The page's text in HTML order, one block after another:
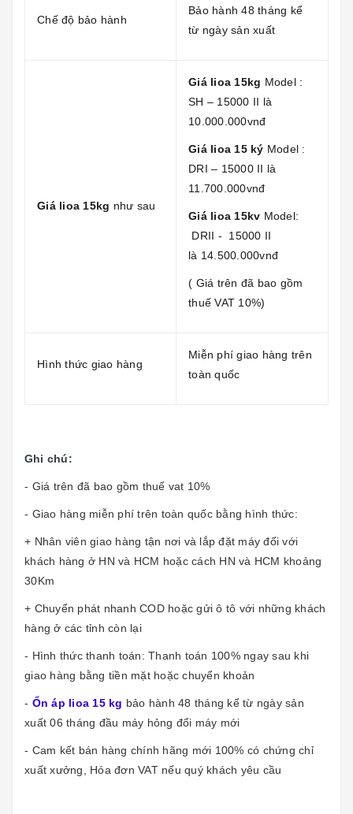
Chế độ bảo hành
Bảo hành 48 tháng kể
từ ngày sản xuất
Giá lioa 15kg như sau
Giá lioa 15kg Model :
SH – 15000 II là
10.000.000vnđ
Giá lioa 15 ký Model :
DRI – 15000 II là
11.700.000vnđ
Giá lioa 15kv Model:
DRII - 15000 II
là 14.500.000vnđ
( Giá trên đã bao gồm
thuế VAT 10%)
Hình thức giao hàng
Miễn phí giao hàng trên
toàn quốc
Ghi chú:
- Giá trên đã bao gồm thuế vat 10%
- Giao hàng miễn phí trên toàn quốc bằng hình thức:
+ Nhân viên giao hàng tận nơi và lắp đặt máy đối với
khách hàng ở HN và HCM hoặc cách HN và HCM khoảng
30Km
+ Chuyển phát nhanh COD hoặc gửi ô tô với những khách
hàng ở các tỉnh còn lại
- Hình thức thanh toán: Thanh toán 100% ngay sau khi
giao hàng bằng tiền mặt hoặc chuyển khoản
- Ổn áp lioa 15 kg bảo hành 48 tháng kể từ ngày sản
xuất 06 tháng đầu máy hỏng đổi máy mới
- Cam kết bán hàng chính hãng mới 100% có chứng chỉ
xuất xưởng, Hóa đơn VAT nếu quý khách yêu cầu